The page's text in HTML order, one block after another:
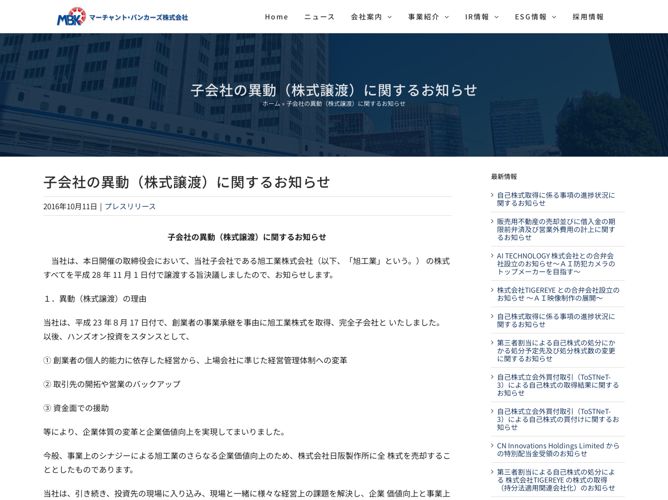
content
Home ニュース 会社案内 事業紹介 IR情報 ESG情報 採用情報
子会社の異動（株式譲渡）に関するお知らせ
ホーム »子会社の異動（株式譲渡）に関するお知らせ
子会社の異動（株式譲渡）に関するお知らせ
2016年10月11日 | プレスリリース
子会社の異動（株式譲渡）に関するお知らせ
当社は、本日開催の取締役会において、当社子会社である旭工業株式会社（以下、「旭工業」という。） の株式
すべてを平成 28 年 11 月 1 日付で譲渡する旨決議しましたので、お知らせします。
１．異動（株式譲渡）の理由
当社は、平成 23 年８月 17 日付で、創業者の事業承継を事由に旭工業株式を取得、完全子会社と いたしました。
以後、ハンズオン投資をスタンスとして、
① 創業者の個人的能力に依存した経営から、上場会社に準じた経営管理体制への変革
② 取引先の開拓や営業のバックアップ
③ 資金面での援助
等により、企業体質の変革と企業価値向上を実現してまいりました。
今般、事業上のシナジーによる旭工業のさらなる企業価値向上のため、株式会社日阪製作所に全 株式を売却するこ
ととしたものであります。
当社は、引き続き、投資先の現場に入り込み、現場と一緒に様々な経営上の課題を解決し、企業 価値向上と事業上
最新情報
自己株式取得に係る事項の進捗状況に
関するお知らせ
販売用不動産の売却並びに借入金の期
限前弁済及び営業外費用の計上に関す
るお知らせ
AI TECHNOLOGY 株式会社との合弁会
社設立のお知らせ～ＡＩ防犯カメラの
トップメーカーを目指す～
株式会社TIGEREYE との合弁会社設立の
お知らせ ～ＡＩ映像制作の展開～
自己株式取得に係る事項の進捗状況に
関するお知らせ
第三者割当による自己株式の処分にか
かる処分予定先及び処分株式数の変更
に関するお知らせ
自己株式立会外買付取引（ToSTNeT-
3）による自己株式の取得結果に関する
お知らせ
自己株式立会外買付取引（ToSTNeT-
3）による自己株式の買付けに関するお
知らせ
CN Innovations Holdings Limited から
の特別配当金受領のお知らせ
第三者割当による自己株式の処分によ
る 株式会社TIGEREYE の株式の取得
（持分法適用関連会社化）のお知らせ